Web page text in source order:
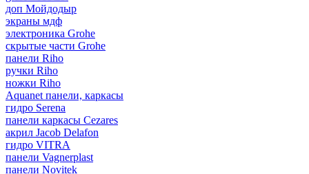
доп Мойдодыр
экраны мдф
электроника Grohe
скрытые части Grohe
панели Riho
ручки Riho
ножки Riho
Aquanet панели, каркасы
гидро Serena
панели каркасы Cezares
акрил Jacob Delafon
гидро VITRA
панели Vagnerplast
панели Novitek